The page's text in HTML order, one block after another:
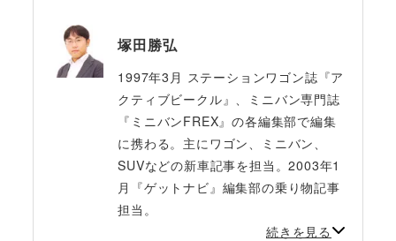
塚田勝弘
1997年3月 ステーションワゴン誌『ア
クティブビークル』、ミニバン専門誌
『ミニバンFREX』の各編集部で編集
に携わる。主にワゴン、ミニバン、
SUVなどの新車記事を担当。2003年1
月『ゲットナビ』編集部の乗り物記事
担当。
続きを見る